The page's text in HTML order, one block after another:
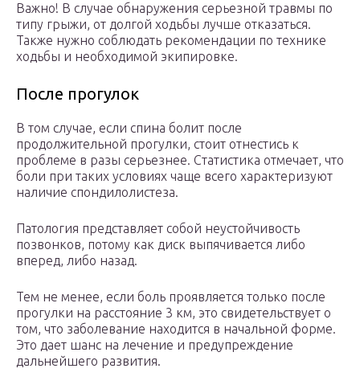
Важно! В случае обнаружения серьезной травмы по
типу грыжи, от долгой ходьбы лучше отказаться.
Также нужно соблюдать рекомендации по технике
ходьбы и необходимой экипировке.
После прогулок
В том случае, если спина болит после
продолжительной прогулки, стоит отнестись к
проблеме в разы серьезнее. Статистика отмечает, что
боли при таких условиях чаще всего характеризуют
наличие спондилолистеза.
Патология представляет собой неустойчивость
позвонков, потому как диск выпячивается либо
вперед, либо назад.
Тем не менее, если боль проявляется только после
прогулки на расстояние 3 км, это свидетельствует о
том, что заболевание находится в начальной форме.
Это дает шанс на лечение и предупреждение
дальнейшего развития.